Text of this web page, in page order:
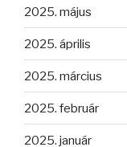
2025. május
2025. április
2025. március
2025. február
2025. január